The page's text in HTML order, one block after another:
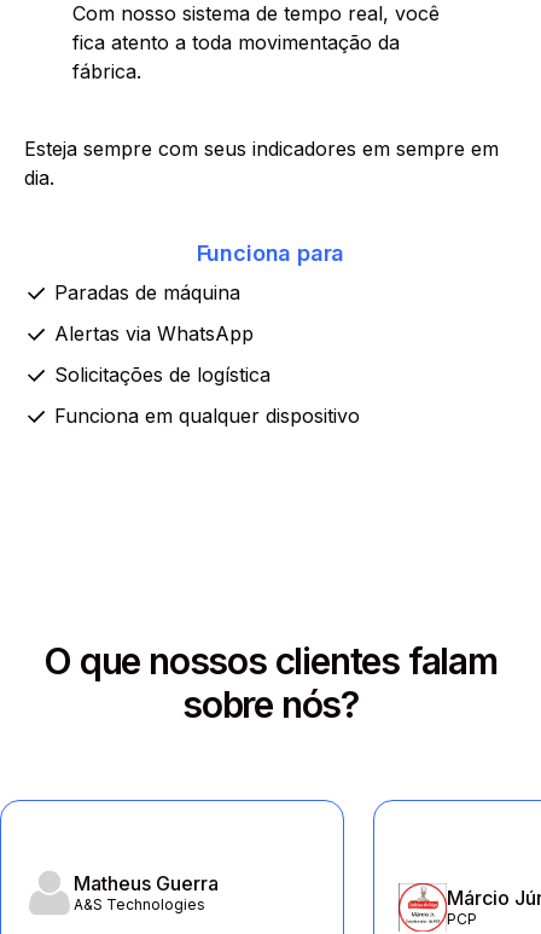
Com nosso sistema de tempo real, você
fica atento a toda movimentação da
fábrica.
Esteja sempre com seus indicadores em sempre em
dia.
Funciona para
Paradas de máquina
Alertas via WhatsApp
Solicitações de logística
Funciona em qualquer dispositivo
O que nossos clientes falam
sobre nós?
Matheus Guerra
A&S Technologies Márcio
PCP